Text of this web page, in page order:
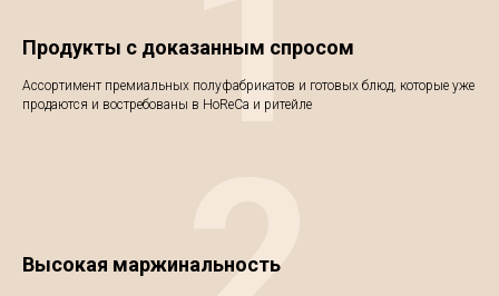
Продукты с доказанным спросом
Ассортимент премиальных полуфабрикатов и готовых блюд, которые уже
продаются и востребованы в HoReCa и ритейле
Высокая маржинальность